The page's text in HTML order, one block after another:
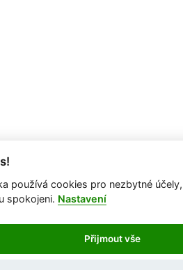
používá cookies pro nezbytné
spokojeni. Nastavení
Přijmout vše